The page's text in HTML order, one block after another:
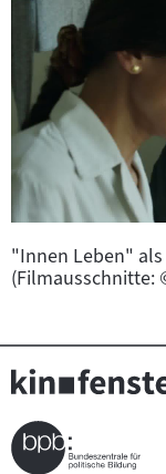
"Innen Leben"
(Filmausschnitte: